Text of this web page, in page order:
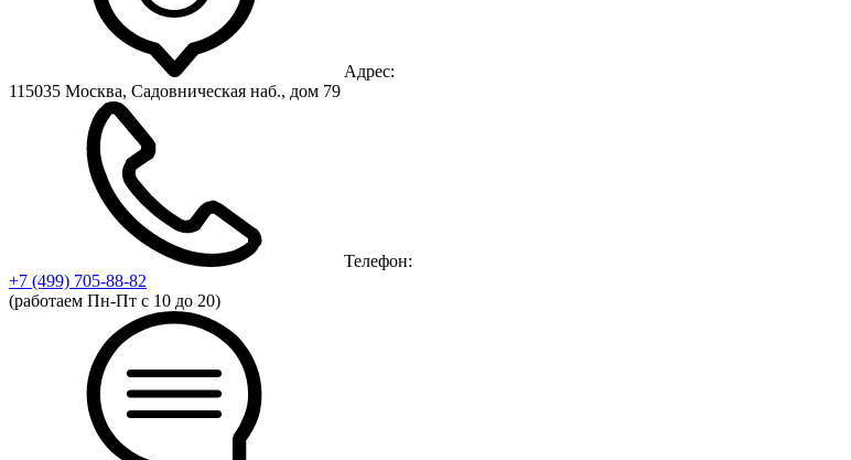
Адрес:
115035 Москва, Садовническая наб., дом 79
Телефон:
+7 (499) 705-88-82
(работаем Пн-Пт с 10 до 20)